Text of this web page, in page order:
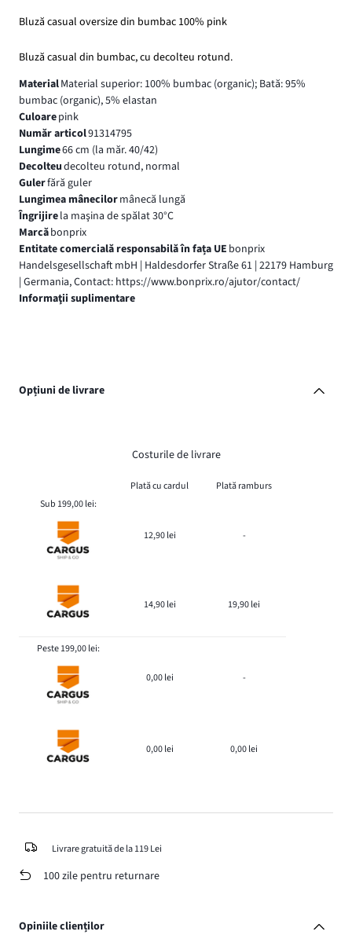
Bluză casual oversize din bumbac 100% pink
Bluză casual din bumbac, cu decolteu rotund.
MaterialMaterial superior: 100% bumbac (organic); Bată: 95%
bumbac (organic), 5% elastan
Culoarepink
Număr articol91314795
Lungime66 cm (la măr. 40/42)
Decolteudecolteu rotund, normal
Gulerfără guler
Lungimea mânecilormânecă lungă
Îngrijirela maşina de spălat 30°C
Marcăbonprix
Entitate comercială responsabilă în fața UE bonprix
Handelsgesellschaft mbH | Haldesdorfer Straße 61 | 22179 Hamburg
| Germania, Contact: https://www.bonprix.ro/ajutor/contact/
Informaţii suplimentare
Opțiuni de livrare
Costurile de livrare
Plată cu cardul
Plată ramburs
Sub 199,00 lei:
12,90 lei -
14,90 lei 19,90 lei
Peste 199,00 lei:
0,00 lei -
0,00 lei 0,00 lei
Livrare gratuită de la 119 Lei
100 zile pentru returnare
Opiniile clienților